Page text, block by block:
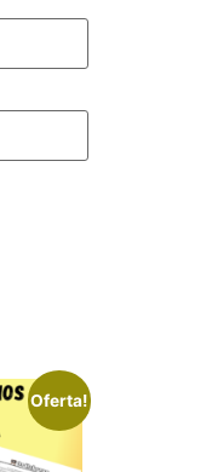
Oferta!